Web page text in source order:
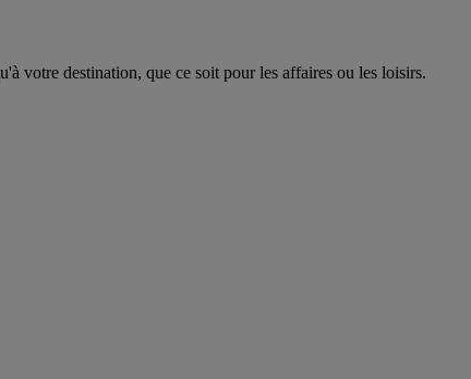
votre destination, que ce soit pour les affaires ou les loisirs.